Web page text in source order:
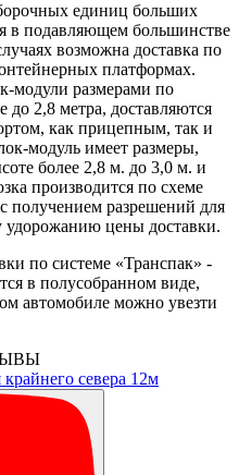
единиц больших
в подавляющем большинстве
возможна доставка по
платформах.
модули размерами по
2,8 метра, доставляются
как прицепным, так и
модуль имеет размеры,
более 2,8 м. до 3,0 м. и
производится по схеме
получением разрешений для
удорожанию цены доставки.
по системе «Транспак» -
в полусобранном виде,
автомобиле можно увезти
севера 12м